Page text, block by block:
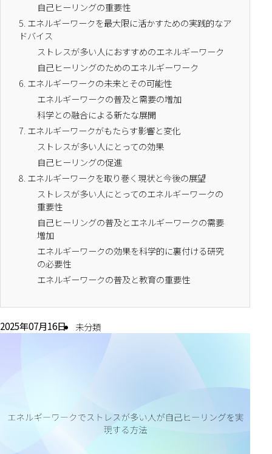
自己ヒーリングの重要性
5. エネルギーワークを最大限に活かすための実践的なア
ドバイス
ストレスが多い人におすすめのエネルギーワーク
自己ヒーリングのためのエネルギーワーク
6. エネルギーワークの未来とその可能性
エネルギーワークの普及と需要の増加
科学との融合による新たな展開
7. エネルギーワークがもたらす影響と変化
ストレスが多い人にとっての効果
自己ヒーリングの促進
8. エネルギーワークを取り巻く現状と今後の展望
ストレスが多い人にとってのエネルギーワークの
重要性
自己ヒーリングの普及とエネルギーワークの需要
増加
エネルギーワークの効果を科学的に裏付ける研究
の必要性
エネルギーワークの普及と教育の重要性
2025年07月16日 未分類